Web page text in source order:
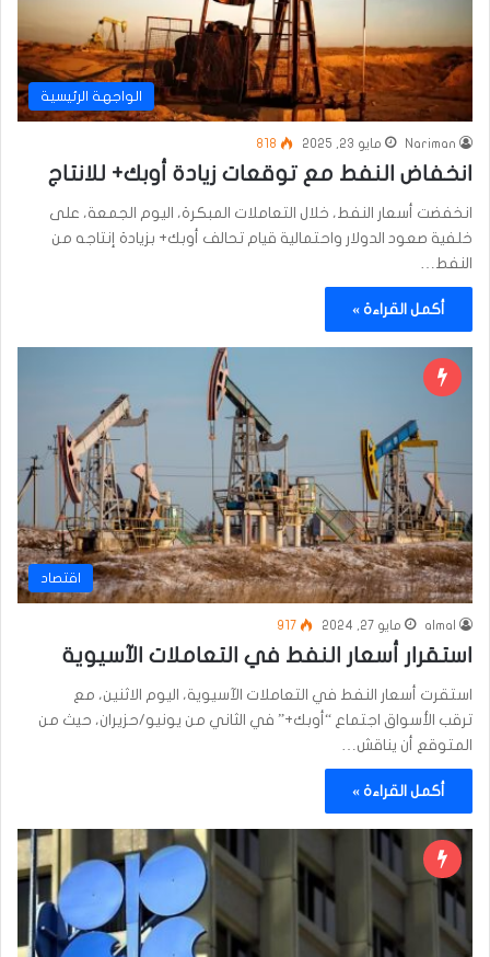
الواجهة الرئيسية
Nariman مايو 23, 2025 818
انخفاض النفط مع توقعات زيادة أوبك+ للانتاج
انخفضت أسعار النفط، خلال التعاملات المبكرة، اليوم الجمعة، على
خلفية صعود الدولار واحتمالية قيام تحالف أوبك+ بزيادة إنتاجه من
النفط…
أكمل القراءة »
اقتصاد
almal مايو 27, 2024 917
استقرار أسعار النفط في التعاملات الآسيوية
استقرت أسعار النفط في التعاملات الآسيوية، اليوم الاثنين، مع
ترقب الأسواق اجتماع “أوبك+” في الثاني من يونيو/حزيران، حيث من
المتوقع أن يناقش…
أكمل القراءة »